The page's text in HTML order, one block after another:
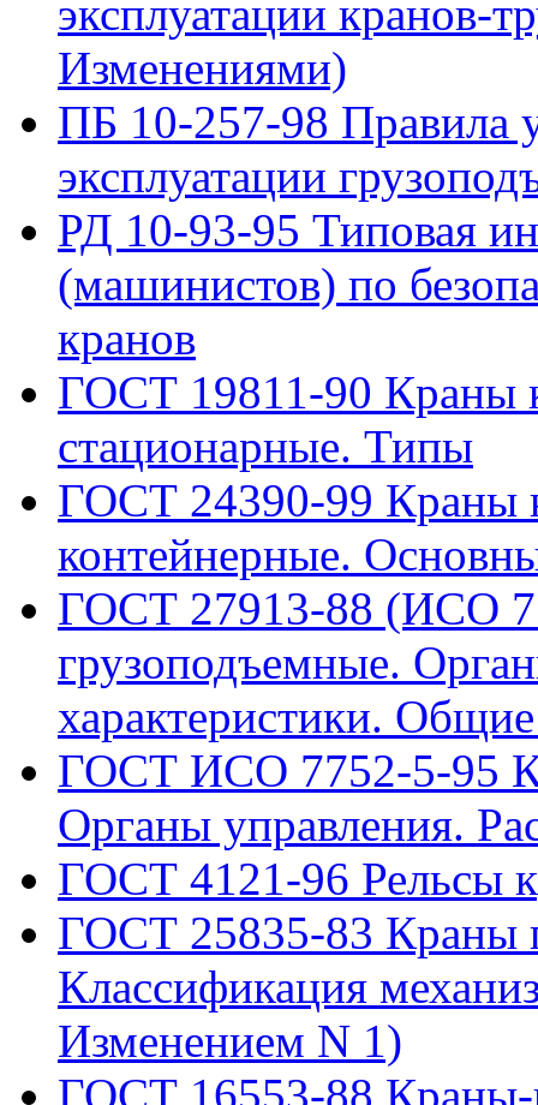
эксплуатации кранов-
Изменениями)
ПБ 10-257-98 Правила
эксплуатации
РД 10-93-95 Типовая
(машинистов) по
кранов
ГОСТ 19811-90 Краны
стационарные. Типы
ГОСТ 24390-99 Краны
контейнерные.
ГОСТ 27913-88 (ИСО
грузоподъемные.
характеристики.
ГОСТ ИСО 7752-5-95
Органы управления.
ГОСТ 4121-96 Рельсы
ГОСТ 25835-83 Краны
Классификация
Изменением N 1)
ГОСТ 16553-88